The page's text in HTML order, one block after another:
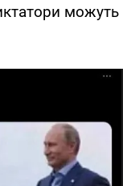
можуть